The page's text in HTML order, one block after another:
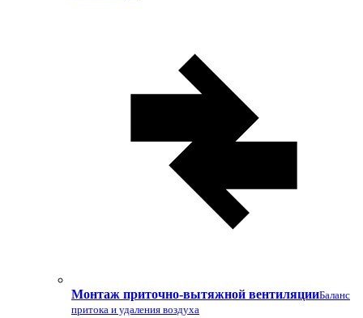
Монтаж приточно-вытяжной вентиляцииБаланс
притока и удаления воздуха